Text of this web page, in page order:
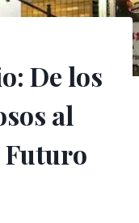
De los
al
Futuro